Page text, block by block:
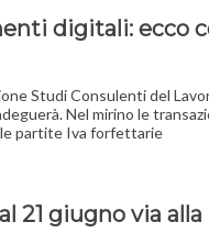
digitali: ecco
Studi Consulenti del
Nel mirino le
partite Iva forfettarie
21 giugno via